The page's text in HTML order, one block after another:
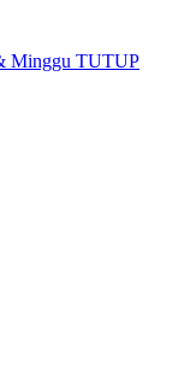
Minggu TUTUP